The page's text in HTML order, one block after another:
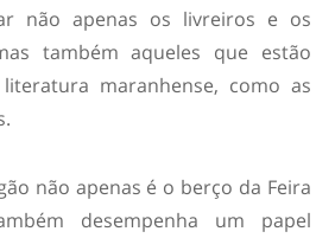
não apenas os livreiros e os
também aqueles que estão
maranhense, como as
não apenas é o berço da Feira
desempenha um papel